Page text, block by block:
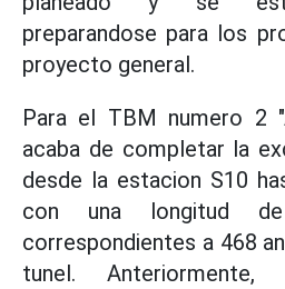
preparandose para los
proyecto general.
Para el TBM numero 2
acaba de completar la
desde la estacion S10
con una longitud
correspondientes a 468
tunel.